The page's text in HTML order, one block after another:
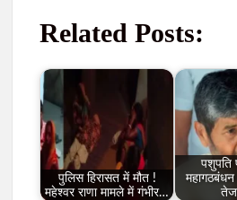
Related Posts:
पुलिस हिरासत में मौत !
महेश्वर राणा मामले में गंभीर…
पशुपति
महागठबंधन